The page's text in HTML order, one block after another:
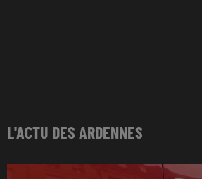
L'ACTU DES ARDENNES